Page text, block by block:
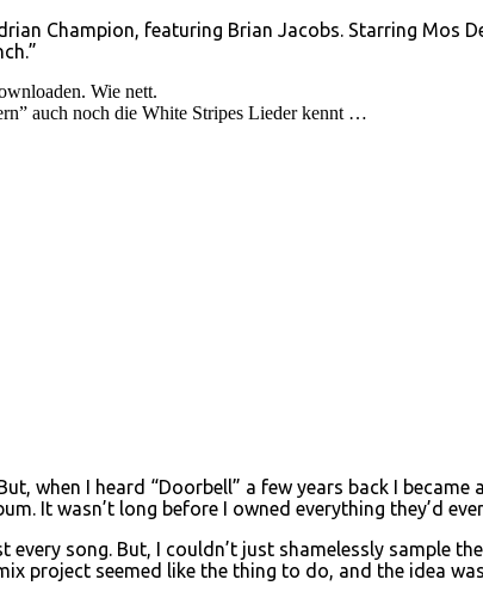
Champion, featuring Brian Jacobs. Starring Mos
Wie nett.
auch noch die White Stripes Lieder kennt …
when I heard “Doorbell” a few years back I
It wasn’t long before I owned everything they’d ever
song. But, I couldn’t just shamelessly sample
project seemed like the thing to do, and the idea